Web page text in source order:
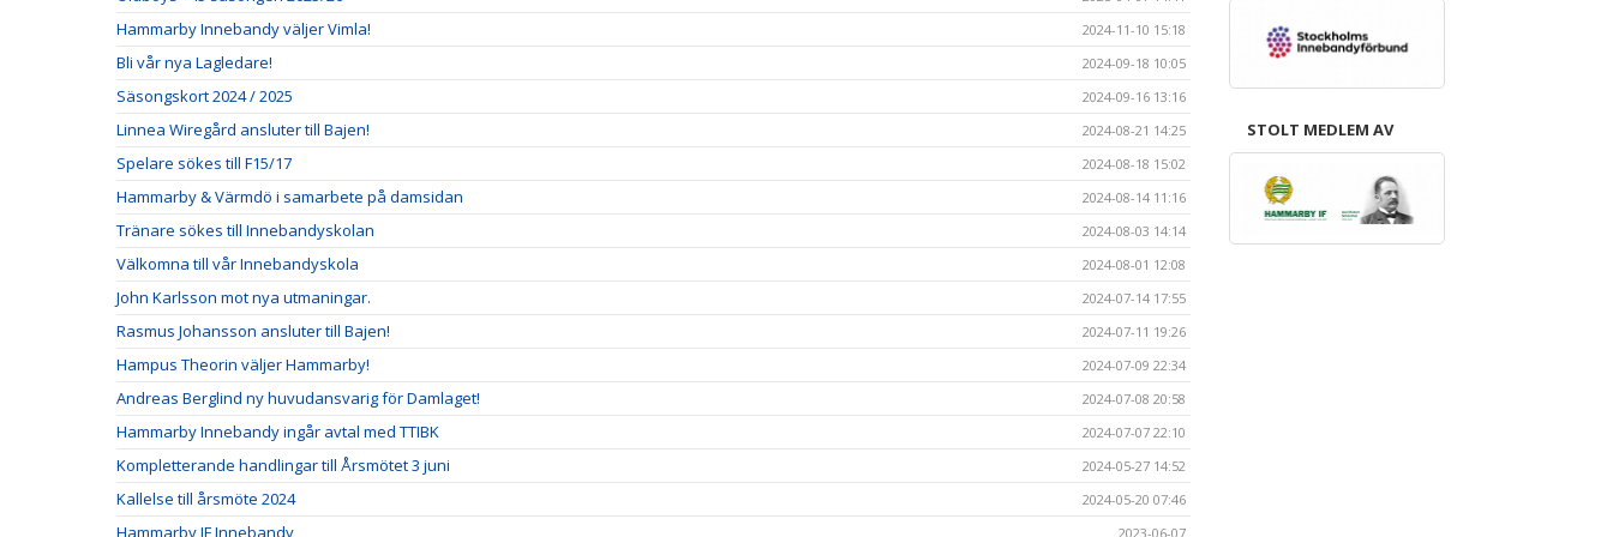
Hammarby Innebandy väljer Vimla! 2024-11-10 15:18
Bli vår nya Lagledare! 2024-09-18 10:05
Säsongskort 2024 / 2025 2024-09-16 13:16
Linnea Wiregård ansluter till Bajen! 2024-08-21 14:25
Spelare sökes till F15/17 2024-08-18 15:02
Hammarby & Värmdö i samarbete på damsidan 2024-08-14 11:16
Tränare sökes till Innebandyskolan 2024-08-03 14:14
Välkomna till vår Innebandyskola 2024-08-01 12:08
John Karlsson mot nya utmaningar. 2024-07-14 17:55
Rasmus Johansson ansluter till Bajen! 2024-07-11 19:26
Hampus Theorin väljer Hammarby! 2024-07-09 22:34
Andreas Berglind ny huvudansvarig för Damlaget! 2024-07-08 20:58
Hammarby Innebandy ingår avtal med TTIBK 2024-07-07 22:10
Kompletterande handlingar till Årsmötet 3 juni 2024-05-27 14:52
Kallelse till årsmöte 2024 2024-05-20 07:46
Hammarby IF Innebandy 2023-06-07
STOLT MEDLEM AV